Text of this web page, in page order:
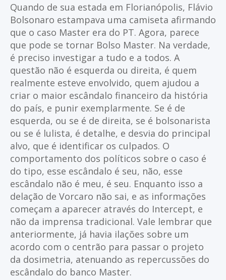
Quando de sua estada em Florianópolis, Flávio
Bolsonaro estampava uma camiseta afirmando
que o caso Master era do PT. Agora, parece
que pode se tornar Bolso Master. Na verdade,
é preciso investigar a tudo e a todos. A
questão não é esquerda ou direita, é quem
realmente esteve envolvido, quem ajudou a
criar o maior escândalo financeiro da história
do país, e punir exemplarmente. Se é de
esquerda, ou se é de direita, se é bolsonarista
ou se é lulista, é detalhe, e desvia do principal
alvo, que é identificar os culpados. O
comportamento dos políticos sobre o caso é
do tipo, esse escândalo é seu, não, esse
escândalo não é meu, é seu. Enquanto isso a
delação de Vorcaro não sai, e as informações
começam a aparecer através do Intercept, e
não da imprensa tradicional. Vale lembrar que
anteriormente, já havia ilações sobre um
acordo com o centrão para passar o projeto
da dosimetria, atenuando as repercussões do
escândalo do banco Master.